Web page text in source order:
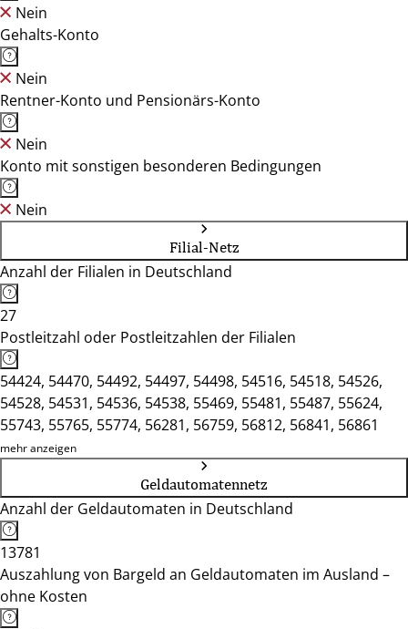
Nein
Gehalts-Konto
Nein
Rentner-Konto und Pensionärs-Konto
Nein
Konto mit sonstigen besonderen Bedingungen
Nein
Filial-Netz
Anzahl der Filialen in Deutschland
27
Postleitzahl oder Postleitzahlen der Filialen
54424, 54470, 54492, 54497, 54498, 54516, 54518, 54526,
54528, 54531, 54536, 54538, 55469, 55481, 55487, 55624,
55743, 55765, 55774, 56281, 56759, 56812, 56841, 56861
mehr anzeigen
Geldautomatennetz
Anzahl der Geldautomaten in Deutschland
13781
Auszahlung von Bargeld an Geldautomaten im Ausland –
ohne Kosten